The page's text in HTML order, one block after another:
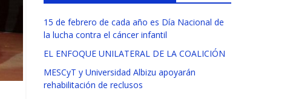
15 de febrero de cada año es Día Nacional de
la lucha contra el cáncer infantil
EL ENFOQUE UNILATERAL DE LA COALICIÓN
MESCyT y Universidad Albizu apoyarán
rehabilitación de reclusos